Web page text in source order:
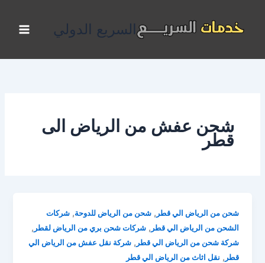
المحتوى
السريع الدولي
شحن عفش من الرياض الى
قطر
شحن من الرياض الي قطر ,شحن من الرياض للدوحة,شركات
الشحن من الرياض الي قطر ,شركات شحن بري من الرياض لقطر ,
شركة شحن من الرياض الي قطر ,شركة نقل عفش من الرياض الي
قطر , نقل اثاث من الرياض الي قطر